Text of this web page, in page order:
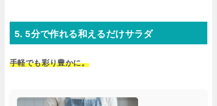
5. 5分で作れる和えるだけサラダ
手軽でも彩り豊かに。